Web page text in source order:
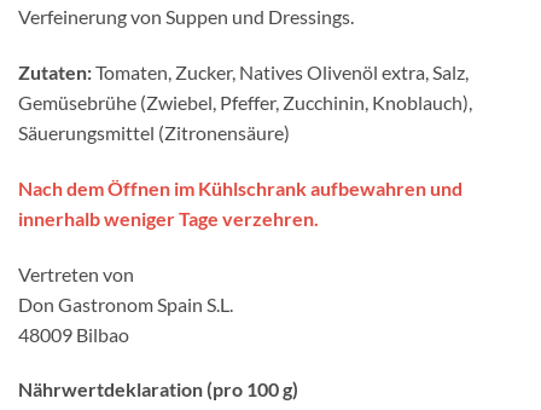
Verfeinerung von Suppen und Dressings.
Zutaten:Tomaten, Zucker, Natives Olivenöl extra, Salz,
Gemüsebrühe (Zwiebel, Pfeffer, Zucchinin, Knoblauch),
Säuerungsmittel (Zitronensäure)
Nach dem Öffnen im Kühlschrank aufbewahren und
innerhalb weniger Tage verzehren.
Vertreten von
Don Gastronom Spain S.L.
48009 Bilbao
Nährwertdeklaration (pro 100 g)